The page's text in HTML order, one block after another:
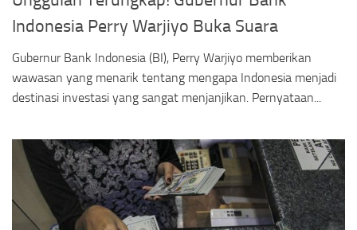
Indonesia Perry Warjiyo Buka Suara
Gubernur Bank Indonesia (BI), Perry Warjiyo memberikan
wawasan yang menarik tentang mengapa Indonesia menjadi
destinasi investasi yang sangat menjanjikan. Pernyataan...